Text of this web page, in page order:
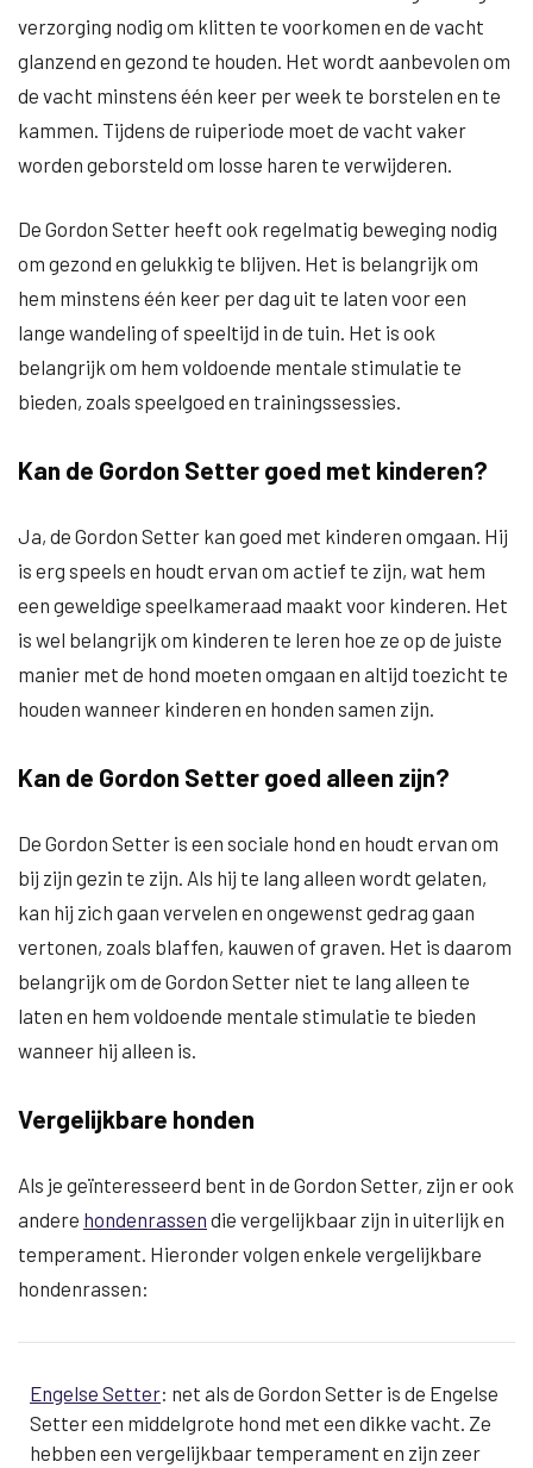
verzorging nodig om klitten te voorkomen en de vacht
glanzend en gezond te houden. Het wordt aanbevolen om
de vacht minstens één keer per week te borstelen en te
kammen. Tijdens de ruiperiode moet de vacht vaker
worden geborsteld om losse haren te verwijderen.
De Gordon Setter heeft ook regelmatig beweging nodig
om gezond en gelukkig te blijven. Het is belangrijk om
hem minstens één keer per dag uit te laten voor een
lange wandeling of speeltijd in de tuin. Het is ook
belangrijk om hem voldoende mentale stimulatie te
bieden, zoals speelgoed en trainingssessies.
Kan de Gordon Setter goed met kinderen?
Ja, de Gordon Setter kan goed met kinderen omgaan. Hij
is erg speels en houdt ervan om actief te zijn, wat hem
een geweldige speelkameraad maakt voor kinderen. Het
is wel belangrijk om kinderen te leren hoe ze op de juiste
manier met de hond moeten omgaan en altijd toezicht te
houden wanneer kinderen en honden samen zijn.
Kan de Gordon Setter goed alleen zijn?
De Gordon Setter is een sociale hond en houdt ervan om
bij zijn gezin te zijn. Als hij te lang alleen wordt gelaten,
kan hij zich gaan vervelen en ongewenst gedrag gaan
vertonen, zoals blaffen, kauwen of graven. Het is daarom
belangrijk om de Gordon Setter niet te lang alleen te
laten en hem voldoende mentale stimulatie te bieden
wanneer hij alleen is.
Vergelijkbare honden
Als je geïnteresseerd bent in de Gordon Setter, zijn er ook
andere hondenrassen die vergelijkbaar zijn in uiterlijk en
temperament. Hieronder volgen enkele vergelijkbare
hondenrassen:
Engelse Setter: net als de Gordon Setter is de Engelse
Setter een middelgrote hond met een dikke vacht. Ze
hebben een vergelijkbaar temperament en zijn zeer